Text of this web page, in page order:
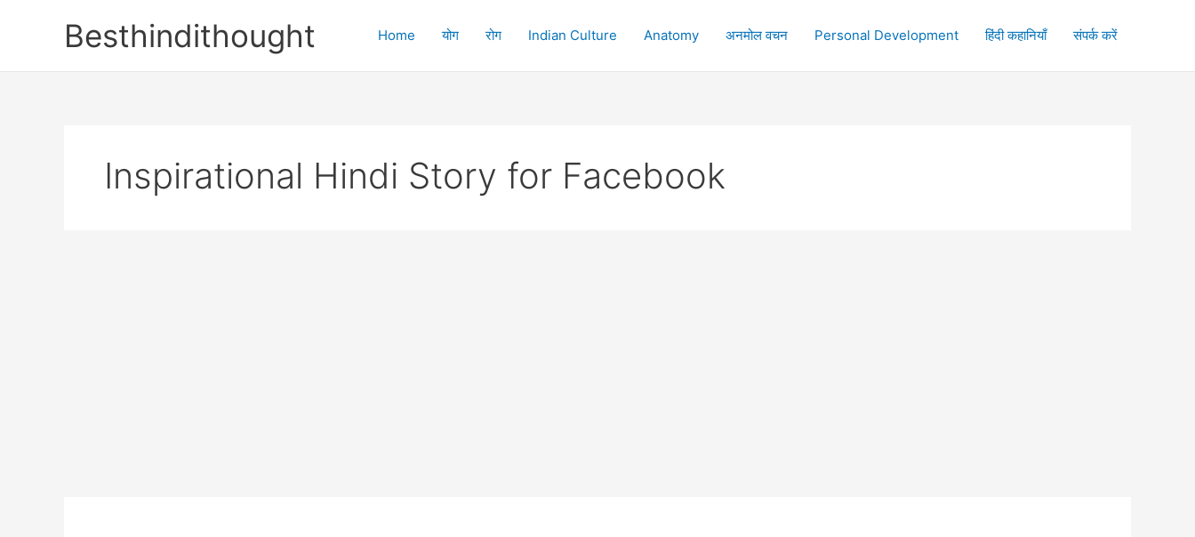
Besthindithought Home योग रोग Indian Culture Anatomy अनमोल वचन Personal Development हिंदी कहानियाँ संपर्क करें
Inspirational Hindi Story for Facebook